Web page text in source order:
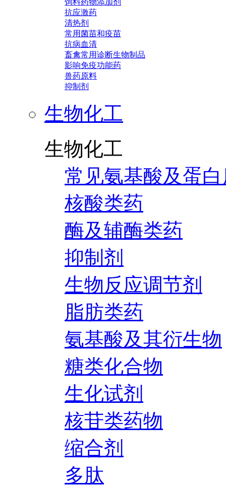
饲料药物添加剂
抗应激药
清热剂
常用菌苗和疫苗
抗病血清
畜禽常用诊断生物制品
影响免疫功能药
兽药原料
抑制剂
生物化工
生物化工
常见氨基酸及蛋
核酸类药
酶及辅酶类药
抑制剂
生物反应调节剂
脂肪类药
氨基酸及其衍生物
糖类化合物
生化试剂
核苷类药物
缩合剂
多肽